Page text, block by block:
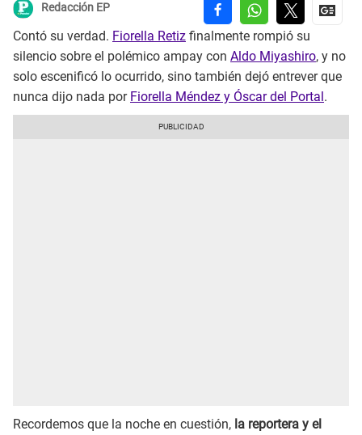
Redacción EP
Contó su verdad. Fiorella Retiz finalmente rompió su
silencio sobre el polémico ampay con Aldo Miyashiro, y no
solo escenificó lo ocurrido, sino también dejó entrever que
nunca dijo nada por Fiorella Méndez y Óscar del Portal .
Recordemos que la noche en cuestión, la reportera y el